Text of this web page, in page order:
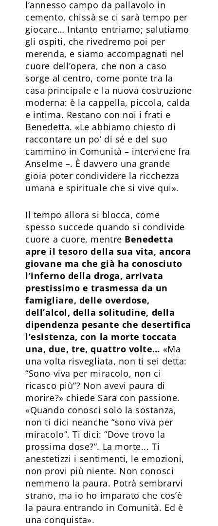
l’annesso campo da pallavolo in
cemento, chissà se ci sarà tempo per
giocare… Intanto entriamo; salutiamo
gli ospiti, che rivedremo poi per
merenda, e siamo accompagnati nel
cuore dell’opera, che non a caso
sorge al centro, come ponte tra la
casa principale e la nuova costruzione
moderna: è la cappella, piccola, calda
e intima. Restano con noi i frati e
Benedetta. «Le abbiamo chiesto di
raccontare un po’ di sé e del suo
cammino in Comunità – interviene fra
Anselme –. È davvero una grande
gioia poter condividere la ricchezza
umana e spirituale che si vive qui».
Il tempo allora si blocca, come
spesso succede quando si condivide
cuore a cuore, mentre Benedetta
apre il tesoro della sua vita, ancora
giovane ma che già ha conosciuto
l’inferno della droga, arrivata
prestissimo e trasmessa da un
famigliare, delle overdose,
dell’alcol, della solitudine, della
dipendenza pesante che desertifica
l’esistenza, con la morte toccata
una, due, tre, quattro volte… «Ma
una volta risvegliata, non ti sei detta:
“Sono viva per miracolo, non ci
ricasco più”? Non avevi paura di
morire?» chiede Sara con passione.
«Quando conosci solo la sostanza,
non ti dici neanche “sono viva per
miracolo”. Ti dici: “Dove trovo la
prossima dose?”. La morte... Ti
anestetizzi i sentimenti, le emozioni,
non provi più niente. Non conosci
nemmeno la paura. Potrà sembrarvi
strano, ma io ho imparato che cos’è
la paura entrando in Comunità. Ed è
una conquista».